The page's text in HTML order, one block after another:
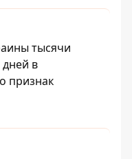
тысячи
дней в
признак